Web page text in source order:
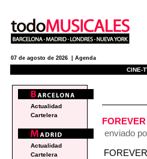
07 de agosto de 2026 | Agenda
CINE-
enviado
Actualidad
Cartelera
Actualidad
Cartelera